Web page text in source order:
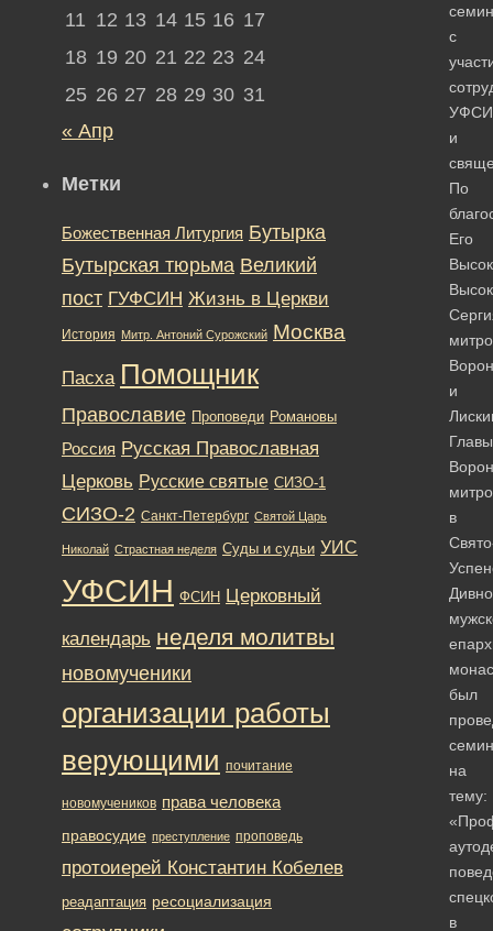
с
и
По
Его
и
Главы
в
был
на
тему:
в
11 12 13 14 15 16 17
18 19 20 21 22 23 24
25 26 27 28 29 30 31
« Апр
Метки
Божественная Литургия Бутырка
Бутырская тюрьма Великий
пост ГУФСИН Жизнь в Церкви
История Митр. Антоний Сурожский Москва
Пасха Помощник
Православие Проповеди Романовы
Россия Русская Православная
Церковь Русские святые СИЗО-1
СИЗО-2 Санкт-Петербург Святой Царь
Николай Страстная неделя Суды и судьи УИС
УФСИН ФСИН Церковный
календарь неделя молитвы
новомученики
организации работы
верующими почитание
новомучеников права человека
правосудие преступление проповедь
протоиерей Константин Кобелев
реадаптация ресоциализация